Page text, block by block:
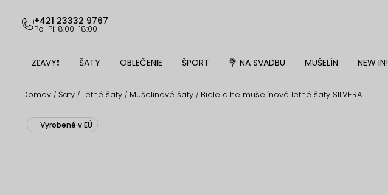
obsah
+421 23332 9767
Po-Pi: 8:00-18:00
ZĽAVY❗ ŠATY OBLEČENIE ŠPORT 💐 NA SVADBU MUŠELÍN NEW IN!
Domov / Šaty / Letné šaty / Mušelínové šaty / Biele dlhé mušelínové letné šaty SILVERA
Vyrobené v EÚ